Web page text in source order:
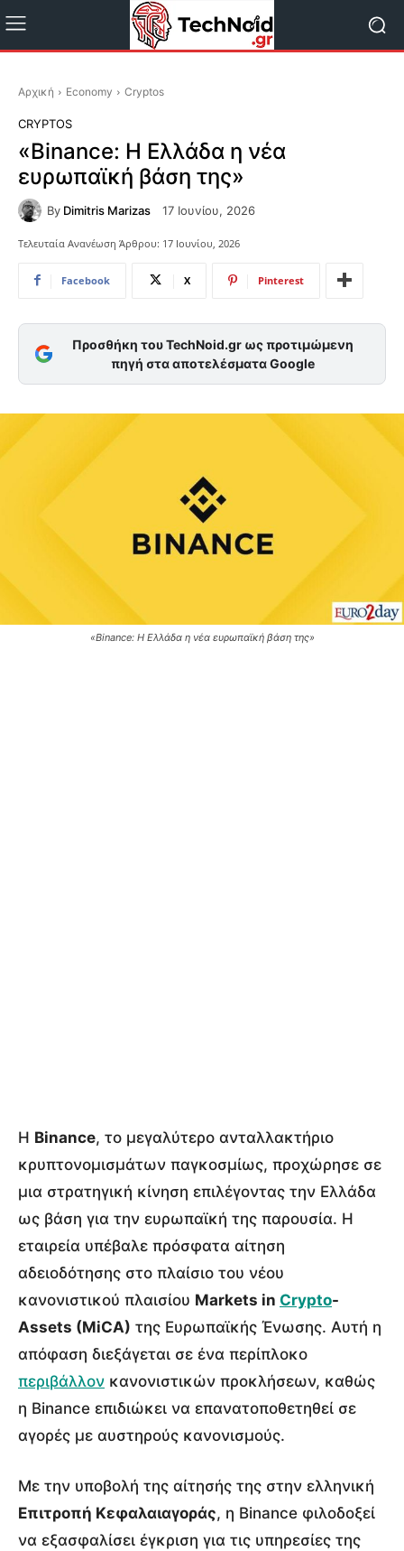
Αρχική Economy Cryptos
CRYPTOS
«Binance: Η Ελλάδα η νέα
ευρωπαϊκή βάση της»
By Dimitris Marizas 17 Ιουνίου, 2026
Τελευταία Ανανέωση Άρθρου: 17 Ιουνίου, 2026
Facebook X Pinterest
Προσθήκη του TechNoid.gr ως προτιμώμενη
πηγή στα αποτελέσματα Google
«Binance: Η Ελλάδα η νέα ευρωπαϊκή βάση της»
Η Binance, το μεγαλύτερο ανταλλακτήριο
κρυπτονομισμάτων παγκοσμίως, προχώρησε σε
μια στρατηγική κίνηση επιλέγοντας την Ελλάδα
ως βάση για την ευρωπαϊκή της παρουσία. Η
εταιρεία υπέβαλε πρόσφατα αίτηση
αδειοδότησης στο πλαίσιο του νέου
κανονιστικού πλαισίου Markets in Crypto-
Assets (MiCA) της Ευρωπαϊκής Ένωσης. Αυτή η
απόφαση διεξάγεται σε ένα περίπλοκο
περιβάλλον κανονιστικών προκλήσεων, καθώς
η Binance επιδιώκει να επανατοποθετηθεί σε
αγορές με αυστηρούς κανονισμούς.
Με την υποβολή της αίτησής της στην ελληνική
Επιτροπή Κεφαλαιαγοράς, η Binance φιλοδοξεί
να εξασφαλίσει έγκριση για τις υπηρεσίες της